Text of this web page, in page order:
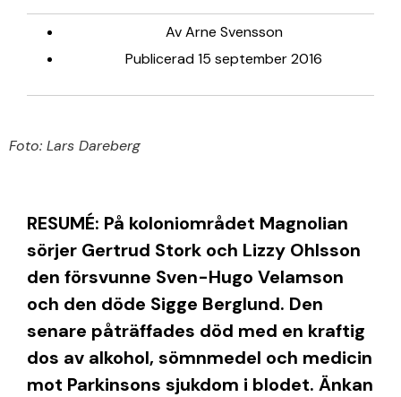
AvArne Svensson
Publicerad15 september 2016
Foto: Lars Dareberg
RESUMÉ: På koloniområdet Magnolian
sörjer Gertrud Stork och Lizzy Ohlsson
den försvunne Sven-Hugo Velamson
och den döde Sigge Berglund. Den
senare påträffades död med en kraftig
dos av alkohol, sömnmedel och medicin
mot Parkinsons sjukdom i blodet. Änkan